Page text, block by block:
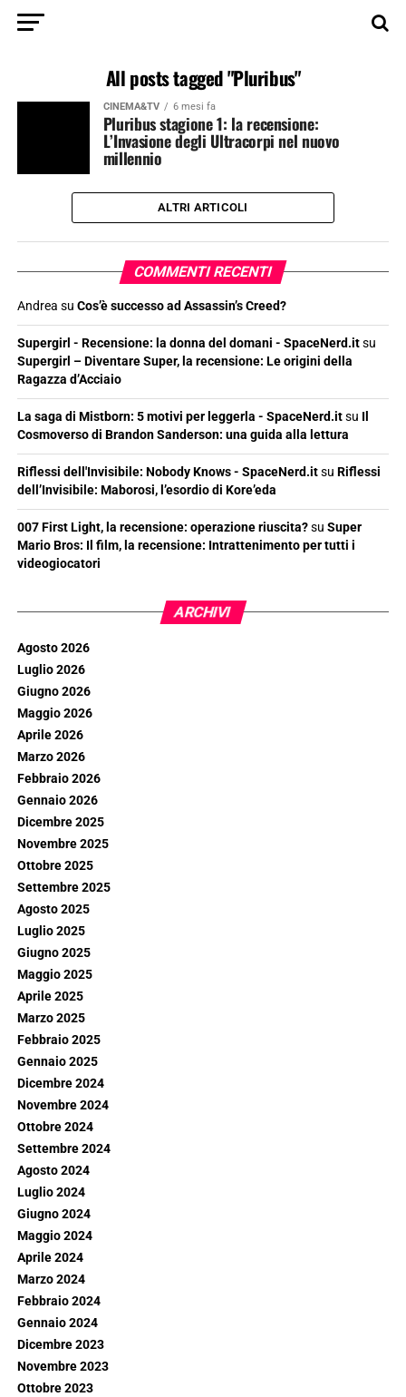
All posts tagged "Pluribus"
CINEMA&TV 6 mesi fa
Pluribus stagione 1: la recensione:
L’Invasione degli Ultracorpi nel nuovo
millennio
ALTRI ARTICOLI
COMMENTI RECENTI
Andrea su Cos’è successo ad Assassin’s Creed?
Supergirl - Recensione: la donna del domani - SpaceNerd.itsu
Supergirl – Diventare Super, la recensione: Le origini della
Ragazza d’Acciaio
La saga di Mistborn: 5 motivi per leggerla - SpaceNerd.itsu Il
Cosmoverso di Brandon Sanderson: una guida alla lettura
Riflessi dell'Invisibile: Nobody Knows - SpaceNerd.itsu Riflessi
dell’Invisibile: Maborosi, l’esordio di Kore’eda
007 First Light, la recensione: operazione riuscita?su Super
Mario Bros: Il film, la recensione: Intrattenimento per tutti i
videogiocatori
ARCHIVI
Agosto 2026
Luglio 2026
Giugno 2026
Maggio 2026
Aprile 2026
Marzo 2026
Febbraio 2026
Gennaio 2026
Dicembre 2025
Novembre 2025
Ottobre 2025
Settembre 2025
Agosto 2025
Luglio 2025
Giugno 2025
Maggio 2025
Aprile 2025
Marzo 2025
Febbraio 2025
Gennaio 2025
Dicembre 2024
Novembre 2024
Ottobre 2024
Settembre 2024
Agosto 2024
Luglio 2024
Giugno 2024
Maggio 2024
Aprile 2024
Marzo 2024
Febbraio 2024
Gennaio 2024
Dicembre 2023
Novembre 2023
Ottobre 2023